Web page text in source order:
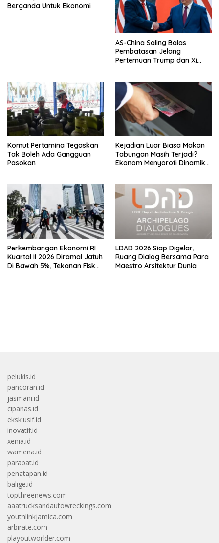
Berganda Untuk Ekonomi
AS-China Saling Balas
Pembatasan Jelang
Pertemuan Trump dan Xi
Komut Pertamina Tegaskan
Tak Boleh Ada Gangguan
Pasokan
Kejadian Luar Biasa Makan
Tabungan Masih Terjadi?
Ekonom Menyoroti Dinamika
Perkembangan Ekonomi RI
Kuartal II 2026 Diramal Jatuh
Di Bawah 5%, Tekanan Fiskal
LDAD 2026 Siap Digelar,
Ruang Dialog Bersama Para
Maestro Arsitektur Dunia
pelukis.id
pancoran.id
jasmani.id
cipanas.id
eksklusif.id
inovatif.id
xenia.id
wamena.id
parapat.id
penatapan.id
balige.id
topthreenews.com
aaatrucksandautowreckings.com
youthlinkjamica.com
arbirate.com
playoutworlder.com